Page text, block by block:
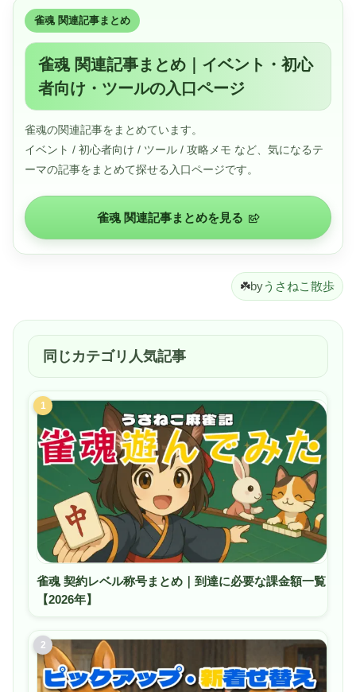
■OS：Windows 11 Home 64ビット■オフィスソフト：
Office なし■Minecraftライセンス：Minecraft: Java ＆
Bedrock Edition for PC■PC Game Pass：PC Game Pass
同梱版
■LAN：2.5Gb 対応LANポート x1（オンボード）■無線
LAN：無線LAN子機 無し■サウンド：マザーボード 標準
オンボードHDサウンド
■電源：750W 電源 (80PLUS GOLD)■入出力ポート：前
Gen1 Type-C ×1<br>背面:USB 2.0 ×4 、USB 3.2 Gen1
Type-A ×5、USB 3.2 Gen2 Type-C ×1<br>映像出力:HDMI
×1 ※グラフィックボードを搭載しているモデルは、こち
らの端子は使用しません。■サイズ：220(幅)×488(奥
雀魂 関連記事まとめ
雀魂 関連記事まとめ｜イベント・初心
者向け・ツールの入口ページ
雀魂の関連記事をまとめています。
イベント / 初心者向け / ツール / 攻略メモ など、気になるテ
ーマの記事をまとめて探せる入口ページです。
雀魂 関連記事まとめを見る
☘️byうさねこ散歩
同じカテゴリ人気記事
1
雀魂 契約レベル称号まとめ｜到達に必要な課金額一覧
【2026年】
2